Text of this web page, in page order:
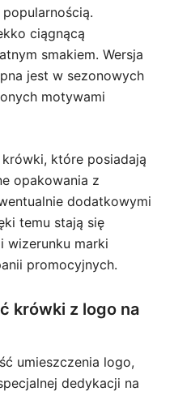
ciągnącą
smakiem. Wersja
jest w sezonowych
motywami
które posiadają
opakowania z
dodatkowymi
temu stają się
wizerunku marki
promocyjnych.
krówki z logo na
umieszczenia logo,
dedykacji na